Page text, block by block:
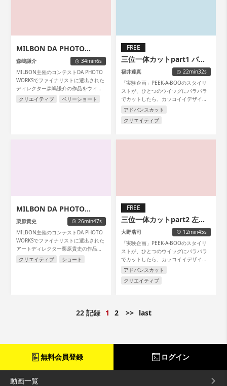
MILBON DA PHOTO
WARKS 2021
森嶋謙介
34min6s
MILBON主催のコンテストDA PHOTO
WORKSでファイナリストに選出された
ディレクター森嶋謙介の作品をウィッ
グを使って再現した動画になります。
クリエイティブ ベリーショート
FREE
三位一体カットpart1 バッ
ク編
福井達真
22min32s
「実験企画」PEEK-A-BOOのスタイリ
ストが、ひとつのウイッグにバラバラ
でカットしたら、カッコイイデザイン
ができるのか?どうか?WEB ACADEMY
アドバンスカット
クリエイティブ
MILBON DA PHOTO
WARKS 2021
栗原貴史
26min47s
MILBON主催のコンテストDA PHOTO
WORKSでファイナリストに選出された
アートディレクター栗原貴史の作品を
ウィッグを使って再現した動画になり
ます。 切り込まれたカットとそこに連
クリエイティブ ショート
FREE
三位一体カットpart2 左サ
イド編
大野浩司
12min45s
「実験企画」PEEK-A-BOOのスタイリ
ストが、ひとつのウイッグにバラバラ
でカットしたら、カッコイイデザイン
ができるのか?どうか?WEB ACADEMY
メンバーでチャレンジしてみました。
アドバンスカット
クリエイティブ
22 記録 1 2 >> last
無料会員登録 ログイン
動画一覧